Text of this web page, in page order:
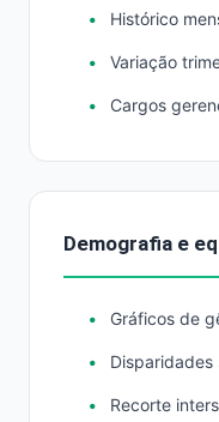
Histórico
Variação
Cargos
Demografia e
Gráficos de
Disparidades
Recorte